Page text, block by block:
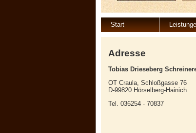
Start
Adresse
Tobias Drieseberg
OT Craula, Schloßgasse 76
D-99820 Hörselberg-Hainich
Tel. 036254 - 70837